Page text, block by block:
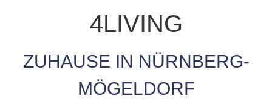
4LIVING
ZUHAUSE IN NÜRNBERG-
MÖGELDORF